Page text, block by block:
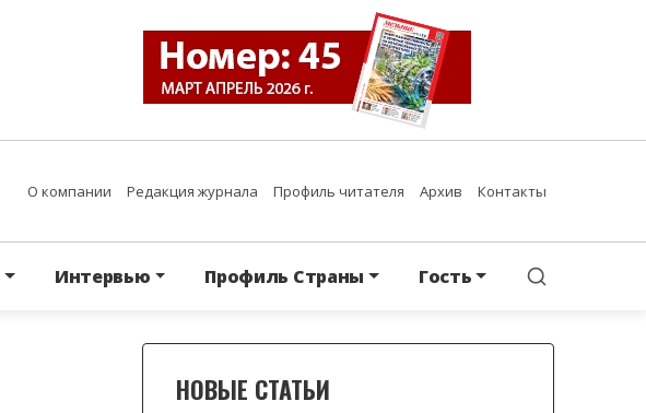
О компании Редакция журнала Профиль читателя Архив Контакты
Интервью Профиль Страны Гость
НОВЫЕ СТАТЬИ